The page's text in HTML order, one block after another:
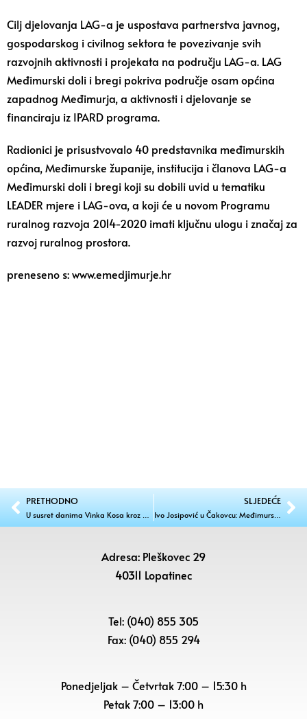
Cilj djelovanja LAG-a je uspostava partnerstva javnog,
gospodarskog i civilnog sektora te povezivanje svih
razvojnih aktivnosti i projekata na području LAG-a. LAG
Međimurski doli i bregi pokriva područje osam općina
zapadnog Međimurja, a aktivnosti i djelovanje se
financiraju iz IPARD programa.
Radionici je prisustvovalo 40 predstavnika međimurskih
općina, Međimurske županije, institucija i članova LAG-a
Međimurski doli i bregi koji su dobili uvid u tematiku
LEADER mjere i LAG-ova, a koji će u novom Programu
ruralnog razvoja 2014-2020 imati ključnu ulogu i značaj za
razvoj ruralnog prostora.
preneseno s: www.emedjimurje.hr
PRETHODNO
U susret danima Vinka Kosa kroz matematiku
SLJEDEĆE
Ivo Josipović u Čakovcu: Međimurska administracija ogledni primjer
Adresa: Pleškovec 29
40311 Lopatinec
Tel: (040) 855 305
Fax: (040) 855 294
Ponedjeljak – Četvrtak 7:00 – 15:30 h
Petak7:00 – 13:00 h